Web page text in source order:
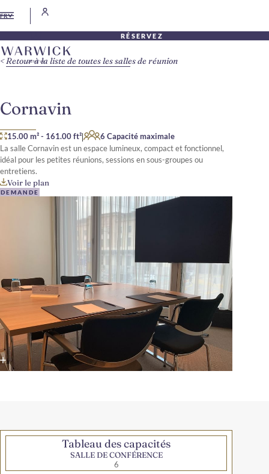
FR
RÉSERVEZ
Cornavin
15.00 m²- 161.00 ft²|
6 Capacité maximale
La salle Cornavin est un espace lumineux, compact et fonctionnel,
idéal pour les petites réunions, sessions en sous-groupes ou
entretiens.
Voir le plan
DEMANDE
Retour à la liste de toutes les salles de réunion
Tableau des capacités
SALLE DE CONFÉRENCE
6